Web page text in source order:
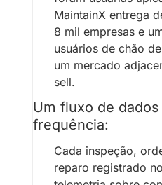
MaintainX entrega
8 mil empresas e
usuários de chão
um mercado
sell.
Um fluxo de
frequência:
Cada inspeção,
reparo registrado